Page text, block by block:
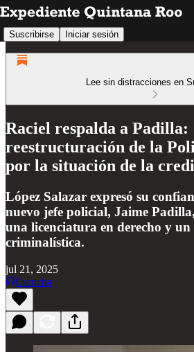
Suscribirse Iniciar sesión
Lee sin distracciones en
Raciel respalda a Padilla:
reestructuración de la
por la situación de la
López Salazar expresó su
nuevo jefe policial, Jaime
una licenciatura en derecho y un
criminalística.
jul 21, 2025
Escucha